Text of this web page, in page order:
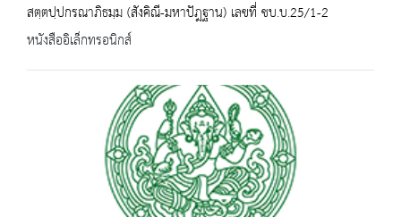
สตฺตปฺปกรณาภิธมฺม (สังคิณี-มหาปัฎฐาน) เลขที่ ชบ.บ.25/1-2
หนังสืออิเล็กทรอนิกส์